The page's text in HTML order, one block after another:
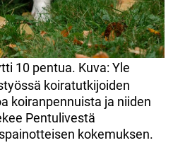
10 pentua. Kuva: Yle
koiratutkijoiden
koiranpennuista ja niiden
Pentulivestä
kokemuksen.